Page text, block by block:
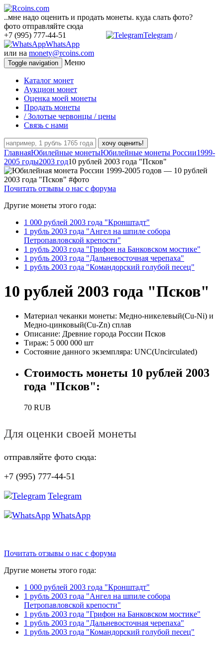
..мне надо оценить и продать монеты. куда слать фото?
фото отправляйте сюда
+7 (995) 777-44-51
Telegram /
WhatsApp
или на monety@rcoins.com
Toggle navigation Меню
Каталог монет
Аукцион монет
Оценка моей монеты
Продать монеты
/ Золотые червонцы / цены
Связь с нами
хочу оценить!
ГлавнаяЮбилейные монетыЮбилейные монеты России1999-
2005 годы2003 год10 рублей 2003 года "Псков"
Почитать отзывы о нас с форума
Другие монеты этого года:
1 000 рублей 2003 года "Кронштадт"
1 рубль 2003 года "Ангел на шпиле собора
Петропавловской крепости"
1 рубль 2003 года "Грифон на Банковском мостике"
1 рубль 2003 года "Дальневосточная черепаха"
1 рубль 2003 года "Командорский голубой песец"
10 рублей 2003 года "Псков"
Материал чеканки монеты: Медно-никелевый(Cu-Ni) и
Медно-цинковый(Cu-Zn) сплав
Описание: Древние города России Псков
Тираж: 5 000 000 шт
Состояние данного экземпляра: UNC(Uncirculated)
Стоимость монеты 10 рублей 2003
года "Псков":
70 RUB
Для оценки своей монеты
отправляйте фото сюда:
+7 (995) 777-44-51
Telegram
WhatsApp
Почитать отзывы о нас с форума
Другие монеты этого года:
1 000 рублей 2003 года "Кронштадт"
1 рубль 2003 года "Ангел на шпиле собора
Петропавловской крепости"
1 рубль 2003 года "Грифон на Банковском мостике"
1 рубль 2003 года "Дальневосточная черепаха"
1 рубль 2003 года "Командорский голубой песец"